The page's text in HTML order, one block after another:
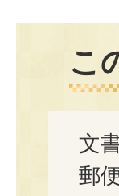
こ
文
郵